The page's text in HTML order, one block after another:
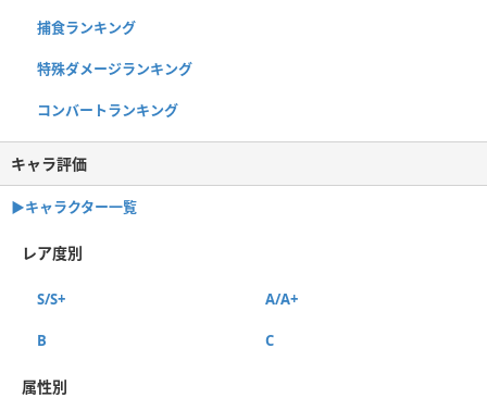
捕食ランキング
特殊ダメージランキング
コンバートランキング
キャラ評価
▶︎キャラクター一覧
レア度別
S/S+ A/A+
B C
属性別